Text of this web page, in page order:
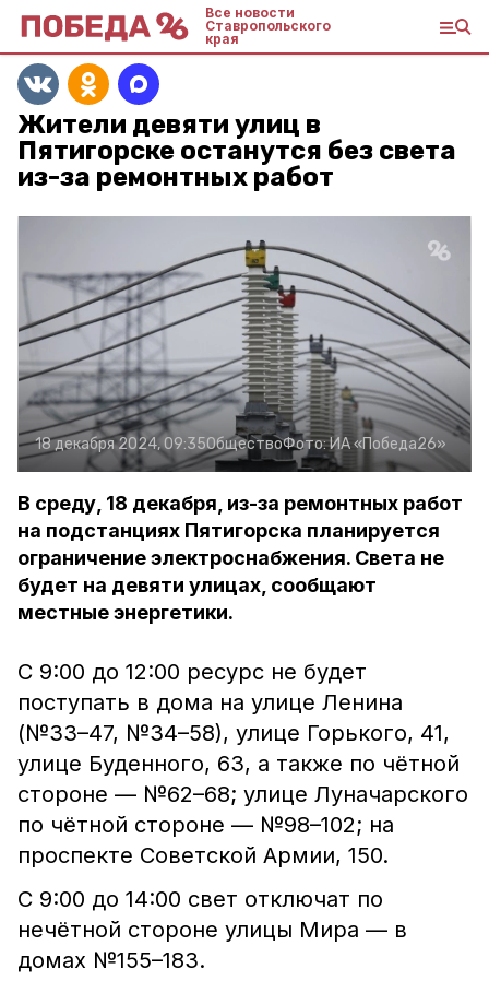
Все новости
Ставропольского
края
Жители девяти улиц в
Пятигорске останутся без света
из-за ремонтных работ
18 декабря 2024, 09:35ОбществоФото:ИА «Победа26»
В среду, 18 декабря, из-за ремонтных работ
на подстанциях Пятигорска планируется
ограничение электроснабжения. Света не
будет на девяти улицах, сообщают
местные энергетики.
С 9:00 до 12:00 ресурс не будет
поступать в дома на улице Ленина
(№33–47, №34–58), улице Горького, 41,
улице Буденного, 63, а также по чëтной
стороне — №62–68; улице Луначарского
по чëтной стороне — №98–102; на
проспекте Советской Армии, 150.
С 9:00 до 14:00 свет отключат по
нечëтной стороне улицы Мира — в
домах №155–183.